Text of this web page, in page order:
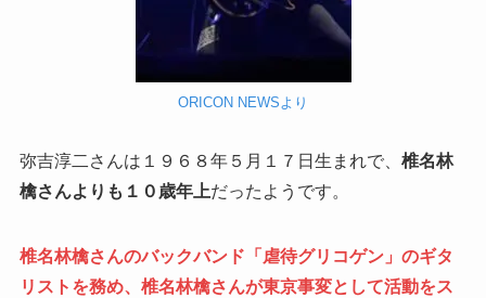
ORICON NEWSより
弥吉淳二さんは１９６８年５月１７日生まれで、 椎名林
檎さんよりも１０歳年上だったようです。
椎名林檎さんのバックバンド「虐待グリコゲン」のギタ
リストを務め、椎名林檎さんが東京事変として活動をス